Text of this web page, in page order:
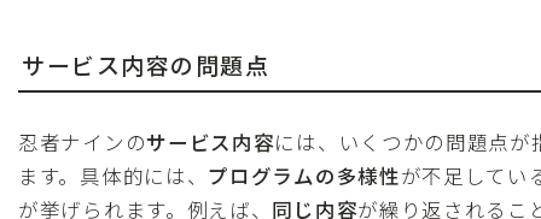
サービス内容の問題点
忍者ナインのサービス内容には、いくつかの問題点が
ます。具体的には、 プログラムの多様性が不足してい
が挙げられます。例えば、 同じ内容が繰り返されるこ